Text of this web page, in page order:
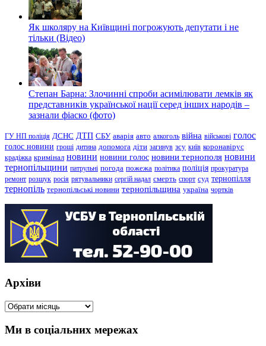
Як школяру на Київщині погрожують депутати і не
тільки (Відео)
Степан Барна: Злочинні спроби асимілювати лемків як
представників української нації серед інших народів –
зазнали фіаско (фото)
ГУ НП поліція ДСНС ДТП СБУ аварія авто алкоголь війна військові голос
голос новини гроші дитина допомога діти загинув зсу київ коронавірус
крадіжка кримінал новини новини голос новини тернополя новини
тернопільщини патрульні погода пожежа політика поліція прокуратура
ремонт розшук росія рятувальники сергій надал смерть спорт суд тернопілля
тернопіль тернопільські новини тернопільщина україна чортків
Архіви
Архіви
Ми в соціальних мережах